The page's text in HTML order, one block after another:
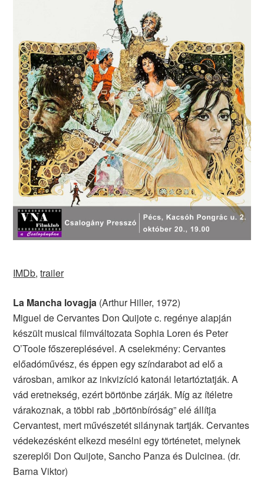
IMDb,trailer
La Mancha lovagja (Arthur Hiller, 1972)
Miguel de Cervantes Don Quijote c. regénye alapján
készült musical filmváltozata Sophia Loren és Peter
O’Toole főszereplésével. A cselekmény: Cervantes
előadóművész, és éppen egy színdarabot ad elő a
városban, amikor az inkvizíció katonái letartóztatják. A
vád eretnekség, ezért börtönbe zárják. Míg az ítéletre
várakoznak, a többi rab „börtönbíróság” elé állítja
Cervantest, mert művészetét silánynak tartják. Cervantes
védekezésként elkezd mesélni egy történetet, melynek
szereplői Don Quijote, Sancho Panza és Dulcinea. (dr.
Barna Viktor)